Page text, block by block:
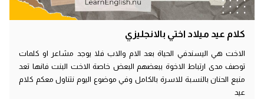
كلام عيد ميلاد اختي بالانجليزي
الاخت هي اليسندفي الحياة بعد الام والاب فلا يوجد مشاعر او كلمات
توصف مدى ارتباط الاخوة ببعضهم البعض خاصة الاخت البنت فانها تعد
منبع الحنان بالنسبة للاسرة بالكامل وفي موضوع اليوم نتناول معكم كلام
عيد